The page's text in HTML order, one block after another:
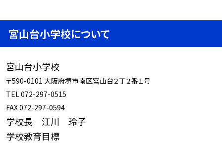
宮山台小学校について
宮山台小学校
〒590-0101 大阪府堺市南区宮山台２丁２番１号
TEL 072-297-0515
FAX 072-297-0594
学校長 江川 玲子
学校教育目標